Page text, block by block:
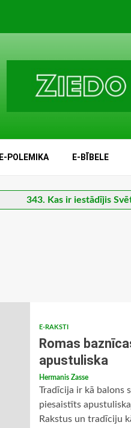
E-POLEMIKA E-BĪBELE
343. Kas ir iestādījis
E-RAKSTI
Romas
apustuliska
Hermanis Zasse
Tradīcija ir kā balons
piesaistīts
Rakstus un tradīciju